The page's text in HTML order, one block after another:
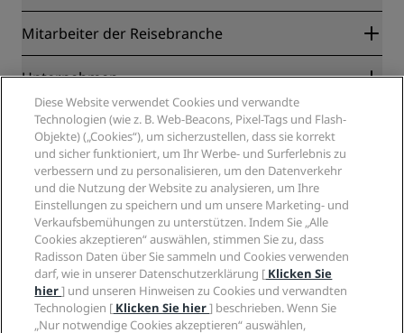
Radisson Rewards
Blog
Neue und aufstrebende Hotels
Radisson Hotels APP
„Sports Approved“-Hotels
Familienfreundliche Hotels
Gesundheit & Sicherheit
Mitarbeiter der Reisebranche
Partner
Reisebüros
Unternehmen
Radisson Hotel Group
Medien
Karriere RHG
Karriere PPHE
Karrieren EHL
The Club by RHG
Entwicklungsmöglichkeiten
Responsible Business – Unser Engagement
Einkauf
Rechtliches
Privacy Centre
Rechtliche Hinweise
Radisson Rewards Geschäftsbedingungen
Website-Nutzungsvereinbarung
Digitale Barrierefreiheit
Moderne Sklaverei – Erklärung
Hilfe
Verbrauchermeldungen
Kontakt
FAQ
Inhaltsübersicht
Soziale Medien
Marken von Radisson Hotels
Diese Website verwendet Cookies und verwandte
Technologien (wie z. B. Web-Beacons, Pixel-Tags und Flash-
Objekte) („Cookies“), um sicherzustellen, dass sie korrekt
und sicher funktioniert, um Ihr Werbe- und Surferlebnis zu
verbessern und zu personalisieren, um den Datenverkehr
und die Nutzung der Website zu analysieren, um Ihre
Einstellungen zu speichern und um unsere Marketing- und
Verkaufsbemühungen zu unterstützen. Indem Sie „Alle
Cookies akzeptieren“ auswählen, stimmen Sie zu, dass
Radisson Daten über Sie sammeln und Cookies verwenden
darf, wie in unserer Datenschutzerklärung [ Klicken Sie
hier] und unseren Hinweisen zu Cookies und verwandten
Technologien [ Klicken Sie hier] beschrieben. Wenn Sie
„Nur notwendige Cookies akzeptieren“ auswählen,